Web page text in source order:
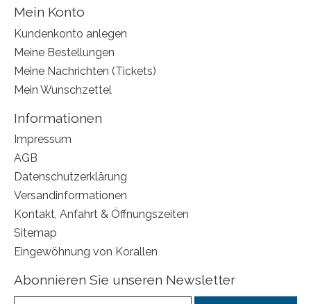
Mein Konto
Kundenkonto anlegen
Meine Bestellungen
Meine Nachrichten (Tickets)
Mein Wunschzettel
Informationen
Impressum
AGB
Datenschutzerklärung
Versandinformationen
Kontakt, Anfahrt & Öffnungszeiten
Sitemap
Eingewöhnung von Korallen
Abonnieren Sie unseren Newsletter